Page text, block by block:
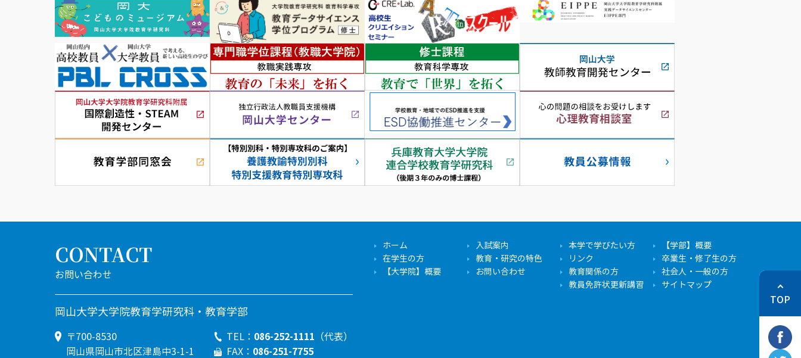
CONTACT
岡山大学大学院教育学研究科・教育学部
〒700-8530
岡山県岡山市北区津島中3-1-1
TEL： 086-252-1111 （代表）
FAX： 086-251-7755
ホーム 入試案内 本学で学びたい方
【学部】概要
在学生の方
教育・研究の特色 リンク
卒業生・修了生の方
【大学院】概要
お問い合わせ 教育関係の方
社会人・一般の方
教員免許状更新講習
サイトマップ
TOP